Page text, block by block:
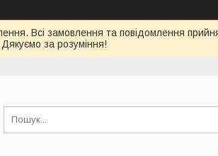
Всі замовлення та повідомлення
Дякуємо за розуміння!